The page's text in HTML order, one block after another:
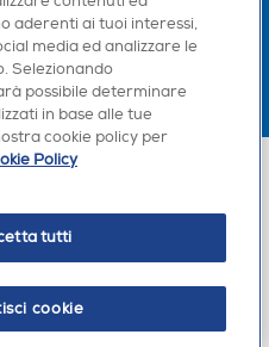
6/a 20156 Milano
aderenti ai tuoi interessi,
media ed analizzare le
Selezionando
possibile determinare
in base alle tue
cookie policy per
Policy
tutti
cookie